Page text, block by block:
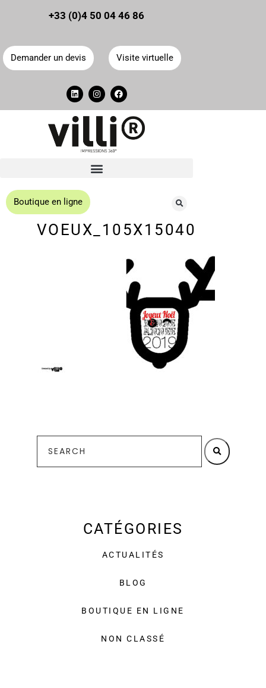
Panneau de gestion des cookies
+33 (0)4 50 04 46 86
Demander un devis Visite virtuelle
Boutique en ligne
VOEUX_105X15040
CATÉGORIES
ACTUALITÉS
BLOG
BOUTIQUE EN LIGNE
NON CLASSÉ